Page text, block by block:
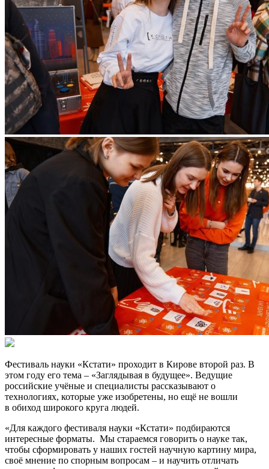
Фестиваль науки «Кстати» проходит в Кирове второй раз. В
этом году его тема – «Заглядывая в будущее». Ведущие
российские учёные и специалисты рассказывают о
технологиях, которые уже изобретены, но ещё не вошли
в обиход широкого круга людей.
«Для каждого фестиваля науки «Кстати» подбираются
интересные форматы. Мы стараемся говорить о науке так,
чтобы сформировать у наших гостей научную картину мира,
своё мнение по спорным вопросам – и научить отличать